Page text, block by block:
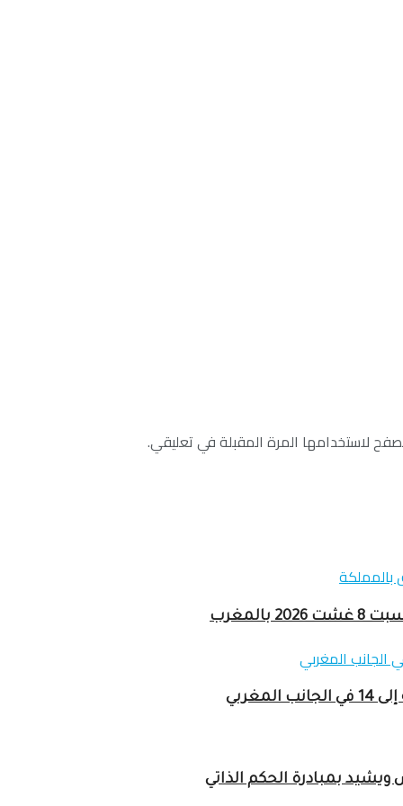
لاستخدامها المرة المقبلة في تعليقي.
بمبادرة الحكم الذاتي